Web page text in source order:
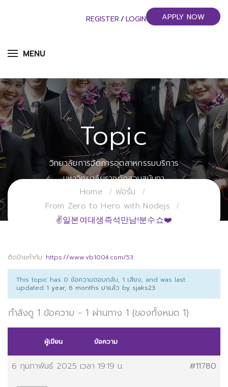
MENU
REGISTER / LOGIN APPLY NOW
Topic
วิทยาลัยการจัดการอุตสาหกรรมบริการ
มหาวิทยาลัยราชภัฏสวนสุนันทา
Home
ฟอรั่ม
From Zero to Hero with Nodejs
✌일본여대생즉석만남!분수쇼❤️
ติดป้ายกำกับ: https://www.vb1004.com/53
This topic has 0 ข้อความตอบกลับ, 1 เสียง, and was last
updated 1 year, 6 months มาแล้ว by sjaks23.
กำลังดู 1 ข้อความ - 1 ผ่านทาง 1 (ของทั้งหมด 1)
ผู้เขียน ข้อความ
6 กุมภาพันธ์ 2025 เวลา 19:19 น. #11780